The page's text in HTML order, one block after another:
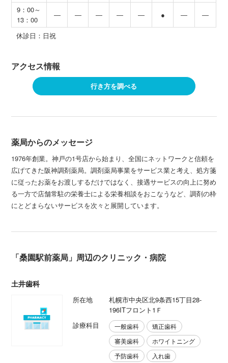
9：00～
13：00
― ― ― ― ― ● ― ―
休診日：日祝
アクセス情報
行き方を調べる
薬局からのメッセージ
1976年創業。神戸の1号店から始まり、全国にネットワークと信頼を
広げてきた阪神調剤薬局。調剤薬局事業をサービス業と考え、処方箋
に従ったお薬をお渡しするだけではなく、接遇サービスの向上に努め
る一方で店舗常駐の栄養士による栄養相談をおこなうなど、調剤の枠
にとどまらないサービスを次々と展開しています。
「桑園駅前薬局」周辺のクリニック・病院
土井歯科
所在地
札幌市中央区北9条西15丁目28-
196ITフロント1Ｆ
診療科目
一般歯科
矯正歯科
審美歯科
ホワイトニング
予防歯科
入れ歯